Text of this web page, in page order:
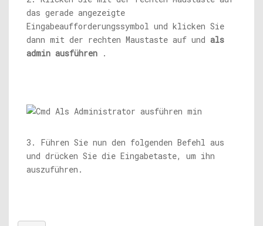
das gerade angezeigte
Eingabeaufforderungssymbol und klicken Sie
dann mit der rechten Maustaste auf und als
admin ausführen .
3. Führen Sie nun den folgenden Befehl aus
und drücken Sie die Eingabetaste, um ihn
auszuführen.